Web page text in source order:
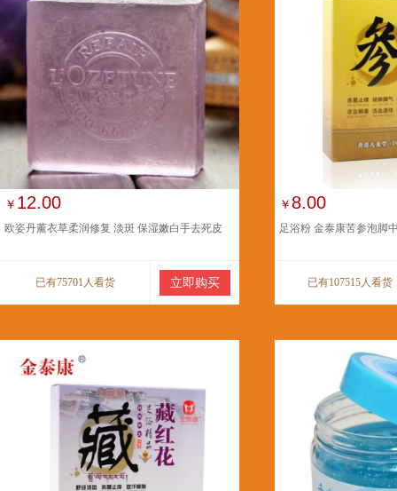
￥ 12.00
欧姿丹薰衣草柔润修复 淡斑 保湿嫩白手去死皮
已有75701人看货 立即购买
￥ 8.00
足浴粉 金泰康苦参泡脚
已有107515人看货